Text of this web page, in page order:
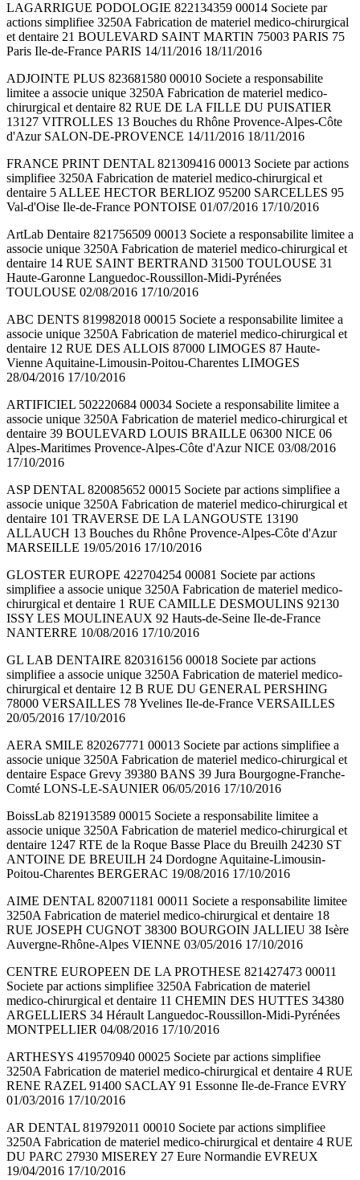
LAGARRIGUE PODOLOGIE 822134359 00014 Societe par
actions simplifiee 3250A Fabrication de materiel medico-chirurgical
et dentaire 21 BOULEVARD SAINT MARTIN 75003 PARIS 75
Paris Ile-de-France PARIS 14/11/2016 18/11/2016
ADJOINTE PLUS 823681580 00010 Societe a responsabilite
limitee a associe unique 3250A Fabrication de materiel medico-
chirurgical et dentaire 82 RUE DE LA FILLE DU PUISATIER
13127 VITROLLES 13 Bouches du Rhône Provence-Alpes-Côte
d'Azur SALON-DE-PROVENCE 14/11/2016 18/11/2016
FRANCE PRINT DENTAL 821309416 00013 Societe par actions
simplifiee 3250A Fabrication de materiel medico-chirurgical et
dentaire 5 ALLEE HECTOR BERLIOZ 95200 SARCELLES 95
Val-d'Oise Ile-de-France PONTOISE 01/07/2016 17/10/2016
ArtLab Dentaire 821756509 00013 Societe a responsabilite limitee a
associe unique 3250A Fabrication de materiel medico-chirurgical et
dentaire 14 RUE SAINT BERTRAND 31500 TOULOUSE 31
Haute-Garonne Languedoc-Roussillon-Midi-Pyrénées
TOULOUSE 02/08/2016 17/10/2016
ABC DENTS 819982018 00015 Societe a responsabilite limitee a
associe unique 3250A Fabrication de materiel medico-chirurgical et
dentaire 12 RUE DES ALLOIS 87000 LIMOGES 87 Haute-
Vienne Aquitaine-Limousin-Poitou-Charentes LIMOGES
28/04/2016 17/10/2016
ARTIFICIEL 502220684 00034 Societe a responsabilite limitee a
associe unique 3250A Fabrication de materiel medico-chirurgical et
dentaire 39 BOULEVARD LOUIS BRAILLE 06300 NICE 06
Alpes-Maritimes Provence-Alpes-Côte d'Azur NICE 03/08/2016
17/10/2016
ASP DENTAL 820085652 00015 Societe par actions simplifiee a
associe unique 3250A Fabrication de materiel medico-chirurgical et
dentaire 101 TRAVERSE DE LA LANGOUSTE 13190
ALLAUCH 13 Bouches du Rhône Provence-Alpes-Côte d'Azur
MARSEILLE 19/05/2016 17/10/2016
GLOSTER EUROPE 422704254 00081 Societe par actions
simplifiee a associe unique 3250A Fabrication de materiel medico-
chirurgical et dentaire 1 RUE CAMILLE DESMOULINS 92130
ISSY LES MOULINEAUX 92 Hauts-de-Seine Ile-de-France
NANTERRE 10/08/2016 17/10/2016
GL LAB DENTAIRE 820316156 00018 Societe par actions
simplifiee a associe unique 3250A Fabrication de materiel medico-
chirurgical et dentaire 12 B RUE DU GENERAL PERSHING
78000 VERSAILLES 78 Yvelines Ile-de-France VERSAILLES
20/05/2016 17/10/2016
AERA SMILE 820267771 00013 Societe par actions simplifiee a
associe unique 3250A Fabrication de materiel medico-chirurgical et
dentaire Espace Grevy 39380 BANS 39 Jura Bourgogne-Franche-
Comté LONS-LE-SAUNIER 06/05/2016 17/10/2016
BoissLab 821913589 00015 Societe a responsabilite limitee a
associe unique 3250A Fabrication de materiel medico-chirurgical et
dentaire 1247 RTE de la Roque Basse Place du Breuilh 24230 ST
ANTOINE DE BREUILH 24 Dordogne Aquitaine-Limousin-
Poitou-Charentes BERGERAC 19/08/2016 17/10/2016
AIME DENTAL 820071181 00011 Societe a responsabilite limitee
3250A Fabrication de materiel medico-chirurgical et dentaire 18
RUE JOSEPH CUGNOT 38300 BOURGOIN JALLIEU 38 Isère
Auvergne-Rhône-Alpes VIENNE 03/05/2016 17/10/2016
CENTRE EUROPEEN DE LA PROTHESE 821427473 00011
Societe par actions simplifiee 3250A Fabrication de materiel
medico-chirurgical et dentaire 11 CHEMIN DES HUTTES 34380
ARGELLIERS 34 Hérault Languedoc-Roussillon-Midi-Pyrénées
MONTPELLIER 04/08/2016 17/10/2016
ARTHESYS 419570940 00025 Societe par actions simplifiee
3250A Fabrication de materiel medico-chirurgical et dentaire 4 RUE
RENE RAZEL 91400 SACLAY 91 Essonne Ile-de-France EVRY
01/03/2016 17/10/2016
AR DENTAL 819792011 00010 Societe par actions simplifiee
3250A Fabrication de materiel medico-chirurgical et dentaire 4 RUE
DU PARC 27930 MISEREY 27 Eure Normandie EVREUX
19/04/2016 17/10/2016